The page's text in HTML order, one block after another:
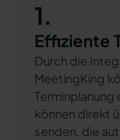
1.
Effiziente
Durch die
MeetingKing
können direkt
senden, die